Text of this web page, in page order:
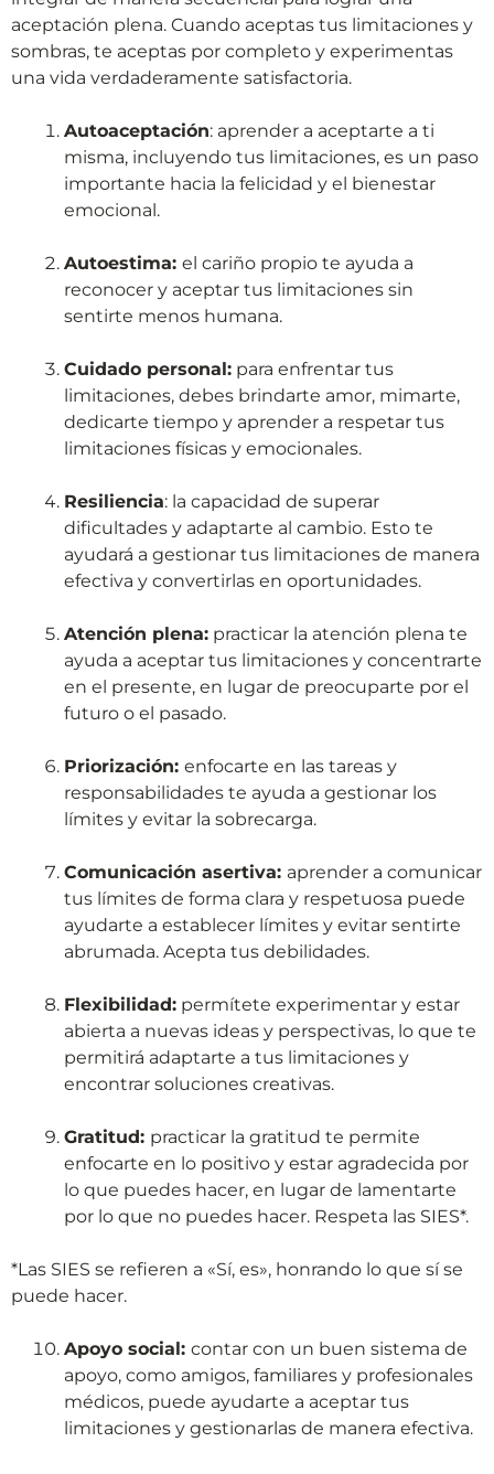
aceptación plena. Cuando aceptas tus limitaciones y
sombras, te aceptas por completo y experimentas
una vida verdaderamente satisfactoria.
Autoaceptación: aprender a aceptarte a ti
misma, incluyendo tus limitaciones, es un paso
importante hacia la felicidad y el bienestar
emocional.
Autoestima: el cariño propio te ayuda a
reconocer y aceptar tus limitaciones sin
sentirte menos humana.
Cuidado personal: para enfrentar tus
limitaciones, debes brindarte amor, mimarte,
dedicarte tiempo y aprender a respetar tus
limitaciones físicas y emocionales.
Resiliencia: la capacidad de superar
dificultades y adaptarte al cambio. Esto te
ayudará a gestionar tus limitaciones de manera
efectiva y convertirlas en oportunidades.
Atención plena: practicar la atención plena te
ayuda a aceptar tus limitaciones y concentrarte
en el presente, en lugar de preocuparte por el
futuro o el pasado.
Priorización: enfocarte en las tareas y
responsabilidades te ayuda a gestionar los
límites y evitar la sobrecarga.
Comunicación asertiva: aprender a comunicar
tus límites de forma clara y respetuosa puede
ayudarte a establecer límites y evitar sentirte
abrumada. Acepta tus debilidades.
Flexibilidad: permítete experimentar y estar
abierta a nuevas ideas y perspectivas, lo que te
permitirá adaptarte a tus limitaciones y
encontrar soluciones creativas.
Gratitud: practicar la gratitud te permite
enfocarte en lo positivo y estar agradecida por
lo que puedes hacer, en lugar de lamentarte
por lo que no puedes hacer. Respeta las SIES*.
*Las SIES se refieren a «Sí, es», honrando lo que sí se
puede hacer.
Apoyo social: contar con un buen sistema de
apoyo, como amigos, familiares y profesionales
médicos, puede ayudarte a aceptar tus
limitaciones y gestionarlas de manera efectiva.